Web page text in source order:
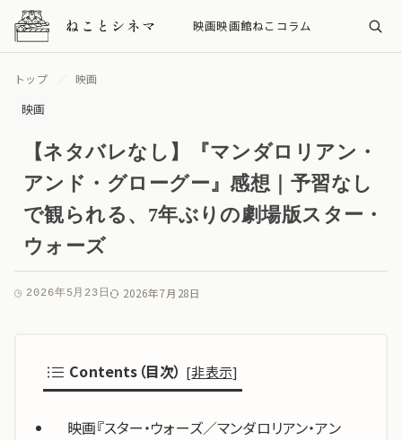
映画映画館ねこ コラム
トップ 映画
映画
【ネタバレなし】『マンダロリアン・
アンド・グローグー』感想｜予習なし
で観られる、7年ぶりの劇場版スター・
ウォーズ
2026年5月23日 2026年7月28日
Contents（目次） [非表示]
映画『スター・ウォーズ／マンダロリアン・アン